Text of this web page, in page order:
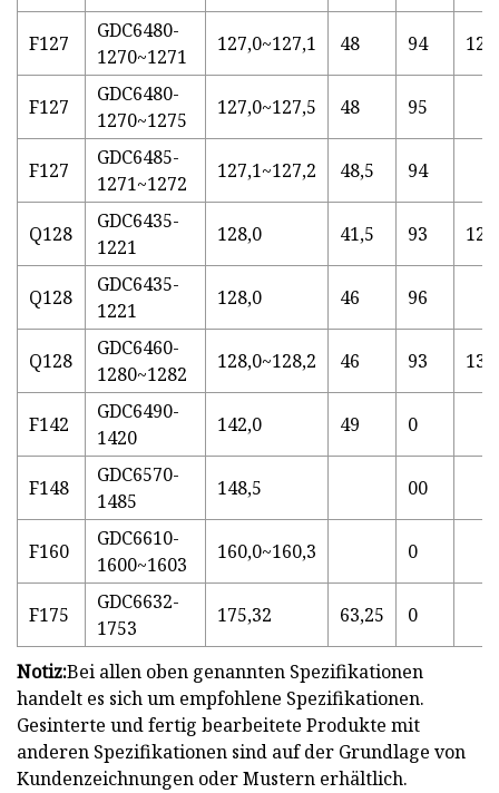
F127
GDC6480-
1270~1271
127,0~127,1 48 94 12.5
F127
GDC6480-
1270~1275
127,0~127,5 48 95
F127
GDC6485-
1271~1272
127,1~127,2 48,5 94
Q128
GDC6435-
1221
128,0 41,5 93 12.5
Q128
GDC6435-
1221
128,0 46 96
Q128
GDC6460-
1280~1282
128,0~128,2 46 93 13.5
F142
GDC6490-
1420
142,0 49 0
F148
GDC6570-
1485
148,5 00
F160
GDC6610-
1600~1603
160,0~160,3 0
F175
GDC6632-
1753
175,32 63,25 0
Notiz:Bei allen oben genannten Spezifikationen
handelt es sich um empfohlene Spezifikationen.
Gesinterte und fertig bearbeitete Produkte mit
anderen Spezifikationen sind auf der Grundlage von
Kundenzeichnungen oder Mustern erhältlich.